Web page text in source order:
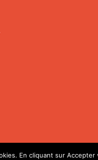
En cliquant sur Accepter